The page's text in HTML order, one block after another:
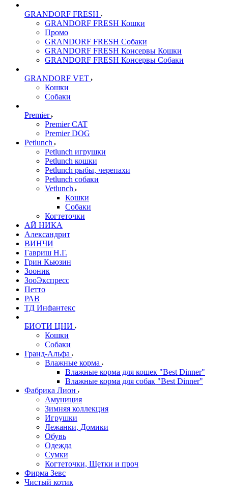
GRANDORF FRESH
GRANDORF FRESH Кошки
Промо
GRANDORF FRESH Собаки
GRANDORF FRESH Консервы Кошки
GRANDORF FRESH Консервы Собаки
GRANDORF VET
Кошки
Собаки
Premier
Premier CAT
Premier DOG
Petlunch
Petlunch игрушки
Petlunch кошки
Petlunch рыбы, черепахи
Petlunch собаки
Vetlunch
Кошки
Собаки
Когтеточки
АЙ НИКА
Александрит
ВИНЧИ
Гавриш Н.Г.
Грин Кьюзин
Зооник
ЗооЭкспресс
Петто
РАВ
ТД Инфантекс
БИОТИ ЦНИ
Кошки
Собаки
Гранд-Альфа
Влажные корма
Влажные корма для кошек "Best Dinner"
Влажные корма для собак "Best Dinner"
Фабрика Лион
Амуниция
Зимняя коллекция
Игрушки
Лежанки, Домики
Обувь
Одежда
Сумки
Когтеточки, Щетки и проч
Фирма Зевс
Чистый котик